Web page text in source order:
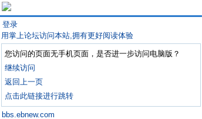
登录
用掌上论坛访问本站,拥有更好阅读体验
您访问的页面无手机页面，是否进一步访问电脑版？
继续访问
返回上一页
点击此链接进行跳转
bbs.ebnew.com